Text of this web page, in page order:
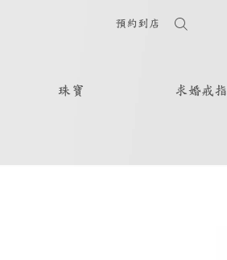
預約到店
珠寶 求婚戒指